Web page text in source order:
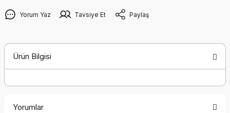
Yorum Yaz Tavsiye Et Paylaş
Ürün Bilgisi
Yorumlar